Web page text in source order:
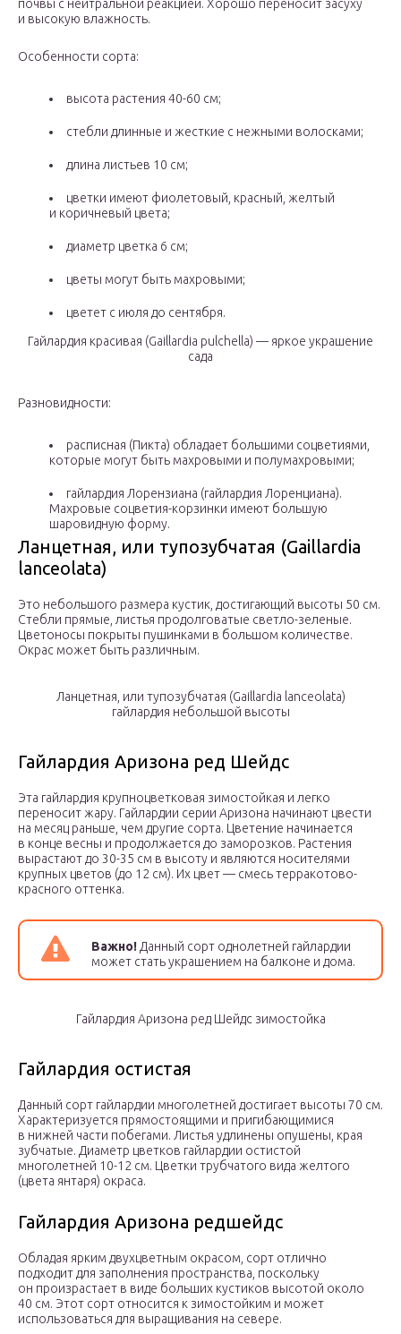
почвы с нейтральной реакцией. Хорошо переносит засуху
и высокую влажность.
Особенности сорта:
высота растения 40-60 см;
стебли длинные и жесткие с нежными волосками;
длина листьев 10 см;
цветки имеют фиолетовый, красный, желтый
и коричневый цвета;
диаметр цветка 6 см;
цветы могут быть махровыми;
цветет с июля до сентября.
Гайлардия красивая (Gaillardia pulchella) — яркое украшение
сада
Разновидности:
расписная (Пикта) обладает большими соцветиями,
которые могут быть махровыми и полумахровыми;
гайлардия Лорензиана (гайлардия Лоренциана).
Махровые соцветия-корзинки имеют большую
шаровидную форму.
Ланцетная, или тупозубчатая (Gaillardia
lanceolata)
Это небольшого размера кустик, достигающий высоты 50 см.
Стебли прямые, листья продолговатые светло-зеленые.
Цветоносы покрыты пушинками в большом количестве.
Окрас может быть различным.
Ланцетная, или тупозубчатая (Gaillardia lanceolata)
гайлардия небольшой высоты
Гайлардия Аризона ред Шейдс
Эта гайлардия крупноцветковая зимостойкая и легко
переносит жару. Гайлардии серии Аризона начинают цвести
на месяц раньше, чем другие сорта. Цветение начинается
в конце весны и продолжается до заморозков. Растения
вырастают до 30-35 см в высоту и являются носителями
крупных цветов (до 12 см). Их цвет — смесь терракотово-
красного оттенка.
Важно! Данный сорт однолетней гайлардии
может стать украшением на балконе и дома.
Гайлардия Аризона ред Шейдс зимостойка
Гайлардия остистая
Данный сорт гайлардии многолетней достигает высоты 70 см.
Характеризуется прямостоящими и пригибающимися
в нижней части побегами. Листья удлинены опушены, края
зубчатые. Диаметр цветков гайлардии остистой
многолетней 10-12 см. Цветки трубчатого вида желтого
(цвета янтаря) окраса.
Гайлардия Аризона редшейдс
Обладая ярким двухцветным окрасом, сорт отлично
подходит для заполнения пространства, поскольку
он произрастает в виде больших кустиков высотой около
40 см. Этот сорт относится к зимостойким и может
использоваться для выращивания на севере.